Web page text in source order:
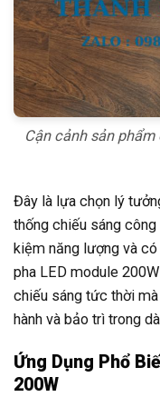
Cận cảnh sản
Đây là lựa chọn lý
thống chiếu sáng
kiệm năng lượng và
pha LED module
chiếu sáng tức thời
hành và bảo trì trong
Ứng Dụng Phổ
200W